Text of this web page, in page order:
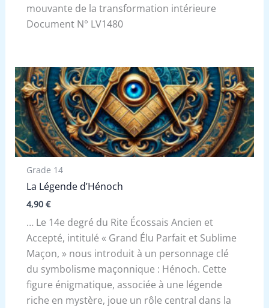
mouvante de la transformation intérieure
Document N° LV1480
Grade 14
La Légende d’Hénoch
4,90 €
… Le 14e degré du Rite Écossais Ancien et
Accepté, intitulé « Grand Élu Parfait et Sublime
Maçon, » nous introduit à un personnage clé
du symbolisme maçonnique : Hénoch. Cette
figure énigmatique, associée à une légende
riche en mystère, joue un rôle central dans la